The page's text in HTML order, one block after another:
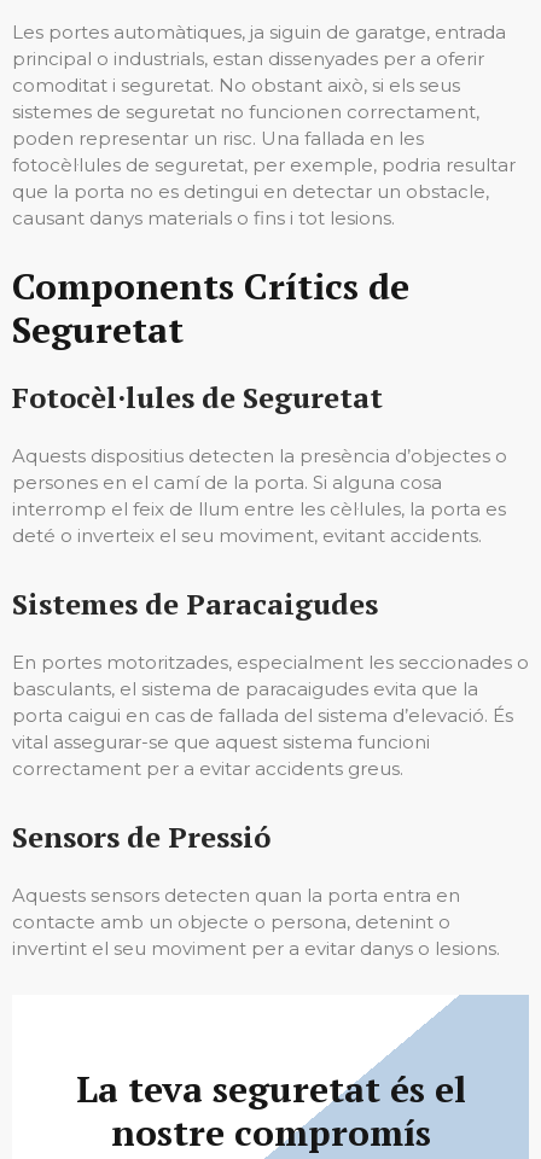
Les portes automàtiques, ja siguin de garatge, entrada
principal o industrials, estan dissenyades per a oferir
comoditat i seguretat. No obstant això, si els seus
sistemes de seguretat no funcionen correctament,
poden representar un risc. Una fallada en les
fotocèl·lules de seguretat, per exemple, podria resultar
que la porta no es detingui en detectar un obstacle,
causant danys materials o fins i tot lesions.
Components Crítics de
Seguretat
Fotocèl·lules de Seguretat
Aquests dispositius detecten la presència d’objectes o
persones en el camí de la porta. Si alguna cosa
interromp el feix de llum entre les cèl·lules, la porta es
deté o inverteix el seu moviment, evitant accidents.
Sistemes de Paracaigudes
En portes motoritzades, especialment les seccionades o
basculants, el sistema de paracaigudes evita que la
porta caigui en cas de fallada del sistema d’elevació. És
vital assegurar-se que aquest sistema funcioni
correctament per a evitar accidents greus.
Sensors de Pressió
Aquests sensors detecten quan la porta entra en
contacte amb un objecte o persona, detenint o
invertint el seu moviment per a evitar danys o lesions.
La teva seguretat és el
nostre compromís